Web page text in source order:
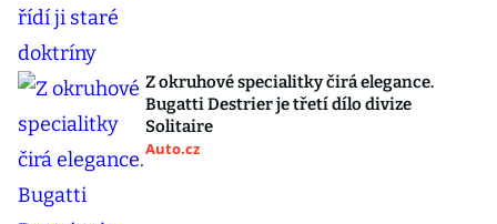
Z okruhové specialitky čirá elegance.
Bugatti Destrier je třetí dílo divize
Solitaire
Auto.cz